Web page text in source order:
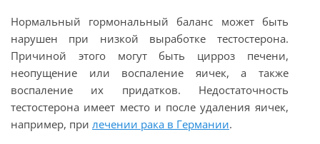
Нормальный гормональный баланс может быть
нарушен при низкой выработке тестостерона.
Причиной этого могут быть цирроз печени,
неопущение или воспаление яичек, а также
воспаление их придатков. Недостаточность
тестостерона имеет место и после удаления яичек,
например, при лечении рака в Германии.